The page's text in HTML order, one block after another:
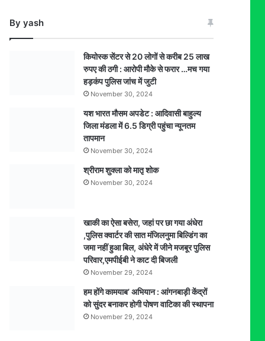
से
गिरफ्तार
By yash
कियोस्क सेंटर से 20 लोगों से करीब 25 लाख
रुपए की ठगी : आरोपी मौके से फरार …मच गया
हड़कंप पुलिस जांच में जुटी
November 30, 2024
यश भारत मौसम अपडेट : आदिवासी बाहुल्य
जिला मंडला में 6.5 डिग्री पहुंचा न्यूनतम
तापमान
November 30, 2024
श्रीराम शुक्ला को मातृ शोक
November 30, 2024
खाकी का ऐसा बसेरा, जहां पर छा गया अंधेरा
,पुलिस क्वार्टर की सात मंजिलनुमा बिल्डिंग का
जमा नहीं हुआ बिल, अंधेरे में जीने मजबूर पुलिस
परिवार,एमपीईबी ने काट दी बिजली
November 29, 2024
हम होंगे कामयाब’ अभियान : आंगनबाड़ी केंद्रों
को सुंदर बनाकर होगी पोषण वाटिका की स्थापना
November 29, 2024